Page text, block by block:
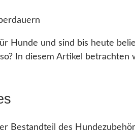
Hunde und sind bis heute
In diesem Artikel
Bestandteil des